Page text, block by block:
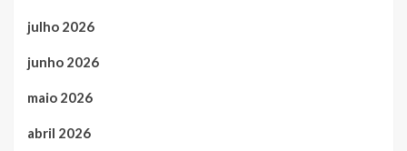
julho 2026
junho 2026
maio 2026
abril 2026